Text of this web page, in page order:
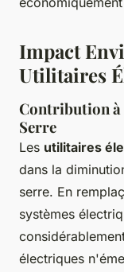
Impact
Utilitaires
Contribution à
Serre
Les utilitaires
dans la
serre. En
systèmes
électriques